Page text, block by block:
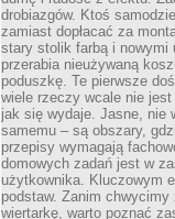
drobiazgów. Ktoś
zamiast dopłacać za
stary stolik farbą i nowymi
przerabia nieużywaną
poduszkę. Te pierwsze
wiele rzeczy wcale nie
jak się wydaje. Jasne, nie
samemu – są obszary,
przepisy wymagają
domowych zadań jest w
użytkownika. Kluczowym
podstaw. Zanim
wiertarkę, warto poznać